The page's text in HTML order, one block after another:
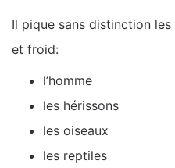
Il pique sans distinction
et froid:
l’homme
les hérissons
les oiseaux
les reptiles